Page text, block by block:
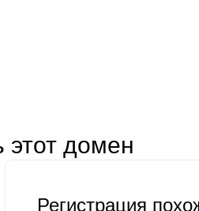
этот домен
Регистрация